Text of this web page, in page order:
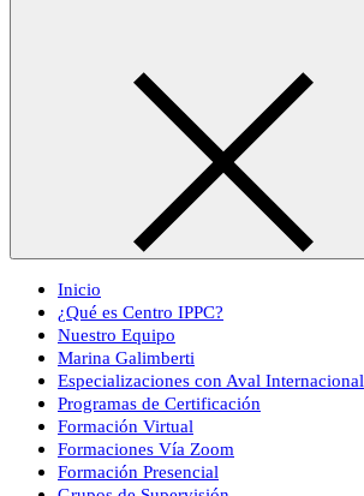
Inicio
¿Qué es Centro IPPC?
Nuestro Equipo
Marina Galimberti
Especializaciones con Aval Internacional
Programas de Certificación
Formación Virtual
Formaciones Vía Zoom
Formación Presencial